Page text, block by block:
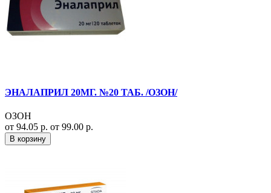
ЭНАЛАПРИЛ 20МГ. №20 ТАБ. /ОЗОН/
ОЗОН
от 94.05 р. от 99.00 р.
В корзину